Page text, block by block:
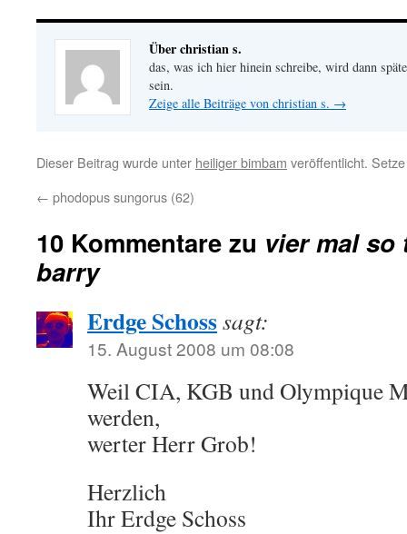
Über christian s.
das, was ich hier hinein schreibe, wird dann
sein.
Zeige alle Beiträge von christian s. →
Dieser Beitrag wurde unter heiliger bimbam veröffentlicht.
← phodopus sungorus (62)
10 Kommentare zu vier mal so
barry
Erdge Schosssagt:
15. August 2008 um 08:08
Weil CIA, KGB und Olympique
werden,
werter Herr Grob!
Herzlich
Ihr Erdge Schoss